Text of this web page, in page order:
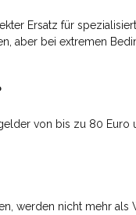
Ersatz für
aber bei extremen
von bis zu 80 Euro
werden nicht mehr als